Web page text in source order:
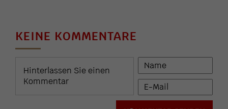
KEINE KOMMENTARE